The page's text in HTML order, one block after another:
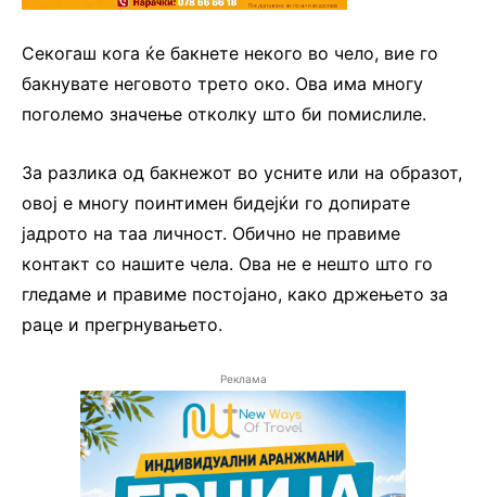
Секогаш кога ќе бакнете некого во чело, вие го
бакнувате неговото трето око. Ова има многу
поголемо значење отколку што би помислиле.
За разлика од бакнежот во усните или на образот,
овој е многу поинтимен бидејќи го допирате
јадрото на таа личност. Обично не правиме
контакт со нашите чела. Ова не е нешто што го
гледаме и правиме постојано, како држењето за
раце и прегрнувањето.
Реклама